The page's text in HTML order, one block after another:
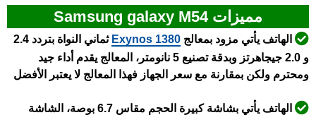
مميزات Samsung galaxy M54
الهاتف يأتي مزود بمعالج Exynos 1380 ثماني النواة
بتردد 2.4
و 2.0 جيجاهرتز وبدقة تصنيع 5 نانومتر، المعالج يقدم أداء جيد
ومحترم ولكن بمقارنة مع سعر الجهاز فهذا المعالج لا يعتبر الأفضل
الهاتف يأتي بشاشة كبيرة الحجم مقاس 6.7 بوصة، الشاشة